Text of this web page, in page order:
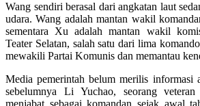
Wang sendiri berasal dari angkatan laut
udara. Wang adalah mantan wakil
sementara Xu adalah mantan wakil
Teater Selatan, salah satu dari lima
mewakili Partai Komunis dan memantau
Media pemerintah belum merilis informasi
sebelumnya Li Yuchao, seorang